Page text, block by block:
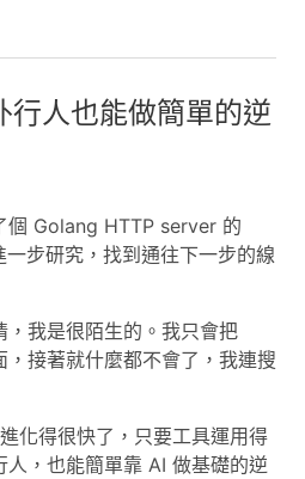
行人也能做簡單的逆
個 Golang HTTP server 的
步研究，找到通往下一步的線
我是很陌生的。我只會把
接著就什麼都不會了，我連搜
化得很快了，只要工具運用得
人，也能簡單靠 AI 做基礎的逆